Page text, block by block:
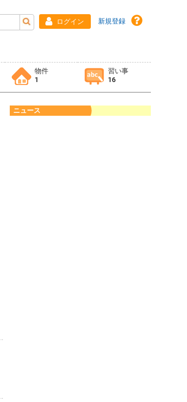
ログイン 新規登録
物件
1
習い事
16
ニュース